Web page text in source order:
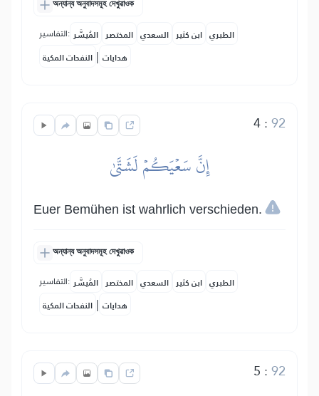
অন্যান্য অনুবাদসমূহ দেখুৱাওক
التفاسير: المُيسَّر المختصر السعدي ابن كثير الطبري
النفحات المكية | هدايات
4:92
إِنَّ سَعۡيَكُمۡ لَشَتَّىٰ
Euer Bemühen ist wahrlich verschieden.
অন্যান্য অনুবাদসমূহ দেখুৱাওক
التفاسير: المُيسَّر المختصر السعدي ابن كثير الطبري
النفحات المكية | هدايات
5 :92